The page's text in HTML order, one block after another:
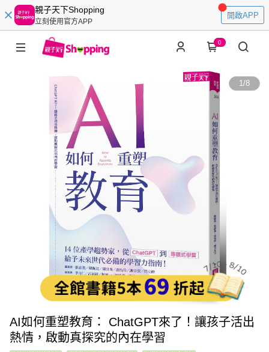
親子天下Shopping
立刻使用官方APP
開啟APP
0
1/8
AI如何重塑教育： ChatGPT來了！讓孩子活出
熱情，啟動真探究的內在學習